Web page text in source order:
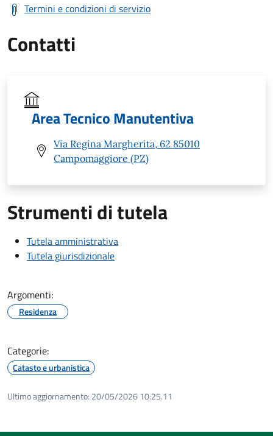
Termini e condizioni di servizio
Contatti
Area Tecnico Manutentiva
Via Regina Margherita, 62 85010
Campomaggiore (PZ)
Strumenti di tutela
Tutela amministrativa
Tutela giurisdizionale
Argomenti:
Residenza
Categorie:
Catasto e urbanistica
Ultimo aggiornamento: 20/05/2026 10:25.11